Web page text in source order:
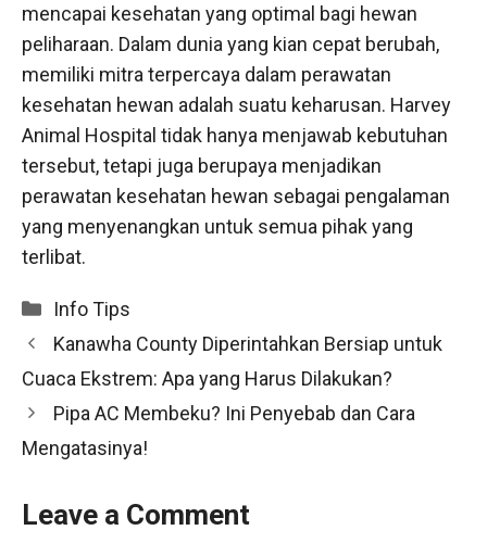
mencapai kesehatan yang optimal bagi hewan
peliharaan. Dalam dunia yang kian cepat berubah,
memiliki mitra terpercaya dalam perawatan
kesehatan hewan adalah suatu keharusan. Harvey
Animal Hospital tidak hanya menjawab kebutuhan
tersebut, tetapi juga berupaya menjadikan
perawatan kesehatan hewan sebagai pengalaman
yang menyenangkan untuk semua pihak yang
terlibat.
Categories
Info Tips
Kanawha County Diperintahkan Bersiap untuk
Cuaca Ekstrem: Apa yang Harus Dilakukan?
Pipa AC Membeku? Ini Penyebab dan Cara
Mengatasinya!
Leave a Comment